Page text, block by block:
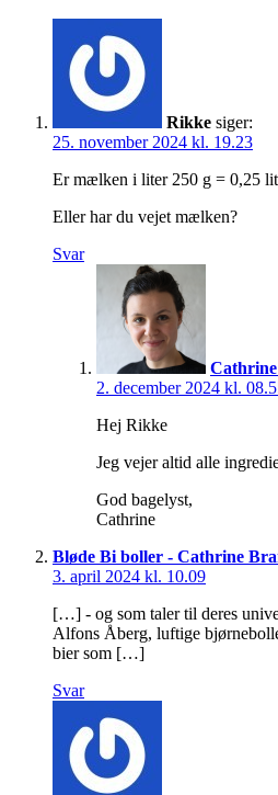
Rikke siger:
25. november 2024 kl. 19.23
Er mælken i liter 250 g = 0,25
Eller har du vejet mælken?
Svar
2. december 2024 kl.
Hej Rikke
Jeg vejer altid alle
God bagelyst,
Cathrine
Bløde Bi boller - Cathrine
3. april 2024 kl. 10.09
[…] - og som taler til deres
Alfons Åberg, luftige
bier som […]
Svar